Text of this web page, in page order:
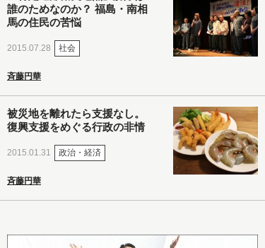
誰のためなのか？ 福島・南相
馬の住民の苦悩
2015.07.28 社会
斉藤円華
被災地を離れたら支援なし。
復興支援をめぐる行政の非情
2015.01.31 政治・経済
斉藤円華